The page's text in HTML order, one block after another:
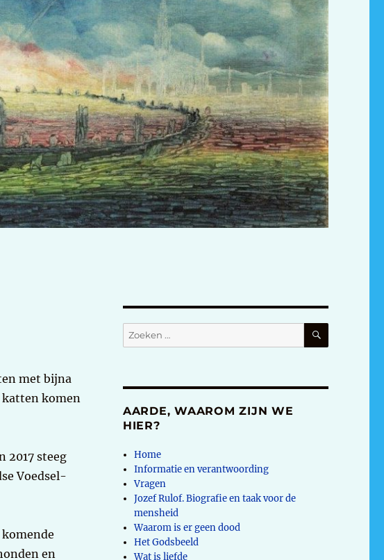
met bijna
komen
2017 steeg
Voedsel-
en
Zoeken
naar:
ZOEKEN
AARDE, WAAROM ZIJN WE
HIER?
Home
Informatie en verantwoording
Vragen
Jozef Rulof. Biografie en taak voor de
mensheid
Waarom is er geen dood
Het Godsbeeld
Wat is liefde